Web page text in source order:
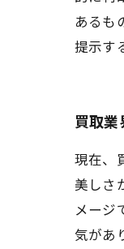
あるも
提示す
買取
現在、
美しさ
メージ
気があ